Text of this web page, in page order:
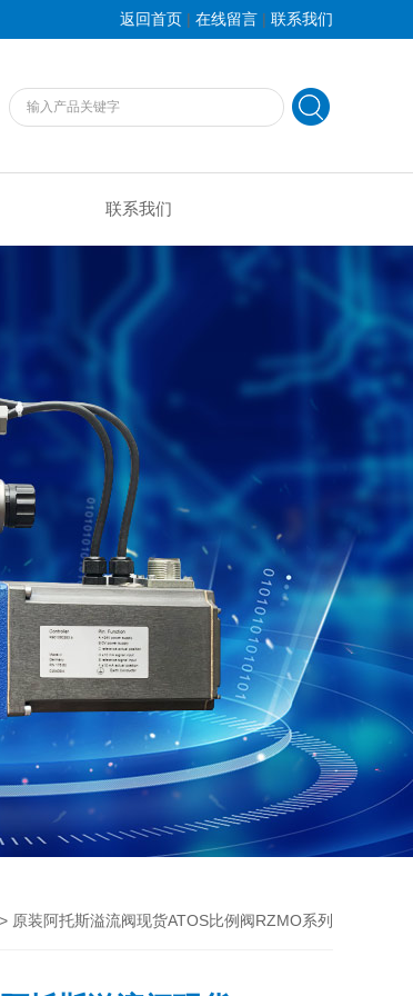
返回首页 | 在线留言 | 联系我们
联系我们
> 原装阿托斯溢流阀现货ATOS比例阀RZMO系列